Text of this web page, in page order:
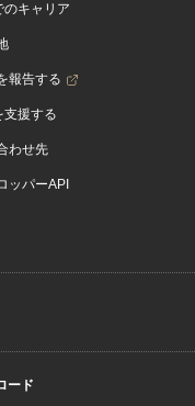
のキャリア
報告する
支援する
わせ先
ッパーAPI
ード